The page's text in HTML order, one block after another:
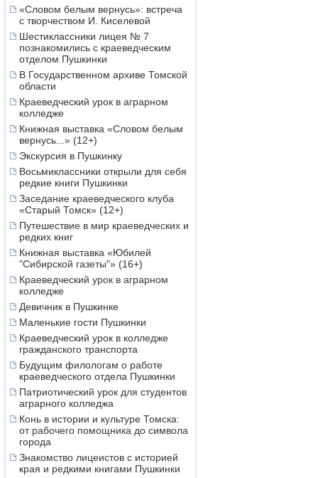
«Словом белым вернусь»: встреча
с творчеством И. Киселевой
Шестиклассники лицея № 7
познакомились с краеведческим
отделом Пушкинки
В Государственном архиве Томской
области
Краеведческий урок в аграрном
колледже
Книжная выставка «Словом белым
вернусь...» (12+)
Экскурсия в Пушкинку
Восьмиклассники открыли для себя
редкие книги Пушкинки
Заседание краеведческого клуба
«Старый Томск» (12+)
Путешествие в мир краеведческих и
редких книг
Книжная выставка «Юбилей
"Сибирской газеты"» (16+)
Краеведческий урок в аграрном
колледже
Девичник в Пушкинке
Маленькие гости Пушкинки
Краеведческий урок в колледже
гражданского транспорта
Будущим филологам о работе
краеведческого отдела Пушкинки
Патриотический урок для студентов
аграрного колледжа
Конь в истории и культуре Томска:
от рабочего помощника до символа
города
Знакомство лицеистов с историей
края и редкими книгами Пушкинки